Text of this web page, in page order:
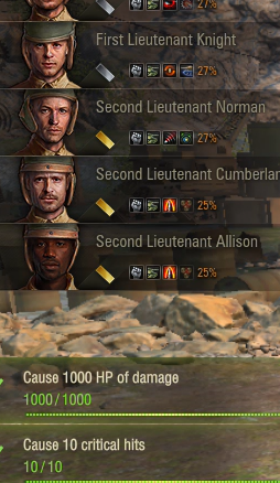
машина
духовой шкаф
духовой шкаф
волос